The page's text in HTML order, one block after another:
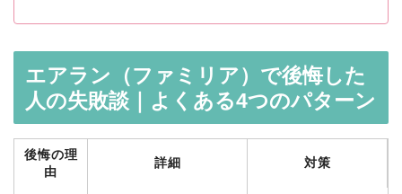
エアラン（ファミリア）で後悔した
人の失敗談｜よくある4つのパターン
後悔の理
由
詳細 対策